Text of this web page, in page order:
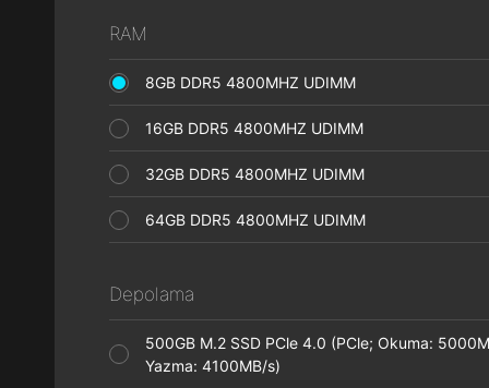
RAM
8GB DDR5 4800MHZ UDIMM
16GB DDR5 4800MHZ UDIMM
32GB DDR5 4800MHZ UDIMM
64GB DDR5 4800MHZ UDIMM
Depolama
500GB M.2 SSD PCle 4.0 (PCle; Okuma:
Yazma: 4100MB/s)